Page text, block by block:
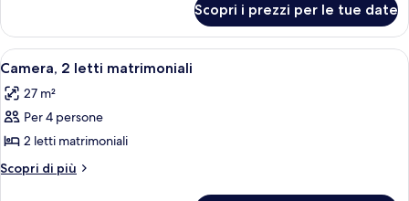
king
1
letto
king
Scopri i prezzi per le tue date
Apri
tutte
le
foto
per
Camera,
Biancheria da letto di alta qualità,
6
Camera, 2 letti matrimoniali
27 m²
Per 4 persone
2 letti matrimoniali
Scopri di più
Altri